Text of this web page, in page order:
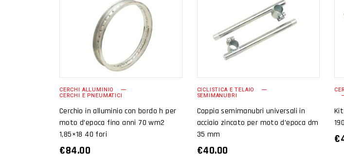
AGGIUNGI AL
CARRELLO
CERCHI ALLUMINIO
CERCHI E PNEUMATICI
Cerchio in alluminio con bordo h per
moto d’epoca fino anni 70 wm2
1,85×18 40 fori
€84.00
AGGIUNGI AL
CARRELLO
CICLISTICA E TELAIO
SEMIMANUBRI
Coppia semimanubri universali in
acciaio zincato per moto d’epoca dm
35 mm
€40.00
€